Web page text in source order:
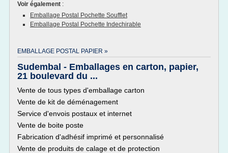
Voir également :
Emballage Postal Pochette Soufflet
Emballage Postal Pochette Indechirable
EMBALLAGE POSTAL PAPIER »
Sudembal - Emballages en carton, papier,
21 boulevard du ...
Vente de tous types d'emballage carton
Vente de kit de déménagement
Service d'envois postaux et internet
Vente de boite poste
Fabrication d'adhésif imprimé et personnalisé
Vente de produits de calage et de protection